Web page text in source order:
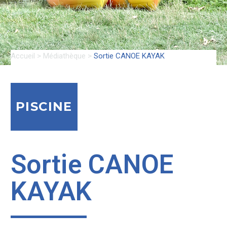
Accueil > Médiathèque > Sortie CANOE KAYAK
PISCINE
Sortie CANOE
KAYAK